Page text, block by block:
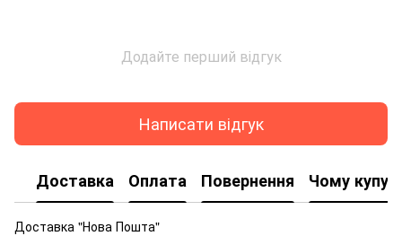
Додайте перший відгук
Написати відгук
Доставка Оплата Повернення Чому
Доставка "Нова Пошта"